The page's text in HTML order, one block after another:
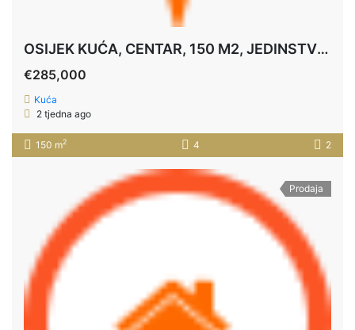
OSIJEK KUĆA, CENTAR, 150 M2, JEDINSTVENA PRILIKA
€285,000
Kuća
2 tjedna ago
150 m2 4 2
Prodaja